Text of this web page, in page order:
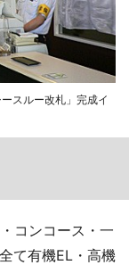
スルー改札」完成イ
コンコース・一
て有機EL・高機